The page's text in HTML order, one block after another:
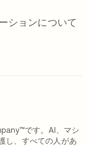
ションについて
です。AI、マシ
し、すべての人があ